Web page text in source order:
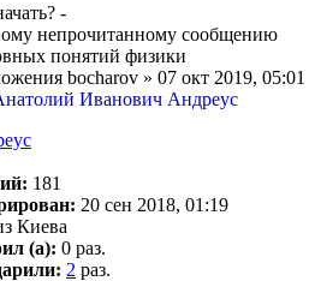
-
непрочитанному сообщению
понятий физики
bocharov » 07 окт 2019, 05:01
Иванович Андреус
181
20 сен 2018, 01:19
Киева
(а): 0 раз.
2 раз.